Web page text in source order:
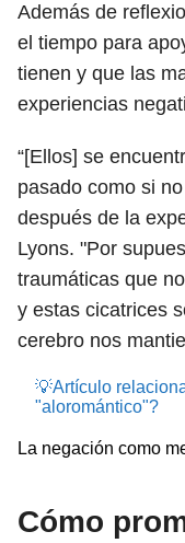
Además de
el tiempo para
tienen y que las
experiencias
“[Ellos] se
pasado como si
después de la
Lyons. "Por
traumáticas que
y estas cicatrices
cerebro nos
💡Artículo
"aloromántico"?
La negación como
Cómo